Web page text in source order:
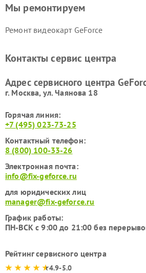
Мы ремонтируем
Ремонт видеокарт GeForce
Контакты сервис центра
Адрес сервисного центра
г. Москва, ул. Чаянова 18
Горячая линия:
+7 (495) 023-73-25
Контактный телефон:
8 (800) 100-33-26
Электронная почта:
info@fix-geforce.ru
для юридических лиц
manager@fix-geforce.ru
График работы:
ПН-ВСК с 9:00 до 21:00 без
Рейтинг сервисного центра
4.9-5.0